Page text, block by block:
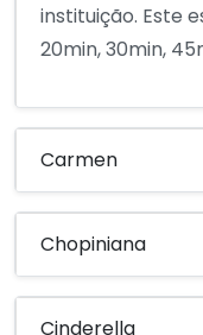
instituição. Este
20min, 30min,
Carmen
Chopiniana
Cinderella